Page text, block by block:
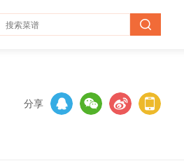
分享